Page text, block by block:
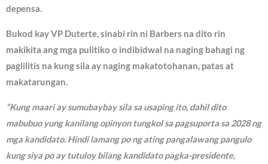
depensa.
Bukod kay VP Duterte, sinabi rin ni Barbers na dito rin
makikita ang mga pulitiko o indibidwal na naging bahagi ng
paglilitis na kung sila ay naging makatotohanan, patas at
makatarungan.
“Kung maari ay sumubaybay sila sa usaping ito, dahil dito
mabubuo yung kanilang opinyon tungkol sa pagsuporta sa 2028 ng
mga kandidato. Hindi lamang po ng ating pangalawang pangulo
kung siya po ay tutuloy bilang kandidato pagka-presidente,